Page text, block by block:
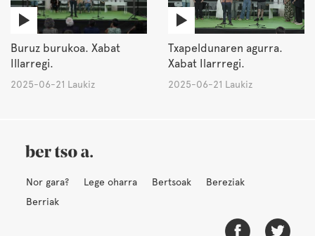
Buruz burukoa. Xabat
Illarregi.
2025-06-21 Laukiz
Txapeldunaren agurra.
Xabat Ilarrregi.
2025-06-21 Laukiz
Nor gara? Lege oharra Bertsoak
Bereziak
Berriak